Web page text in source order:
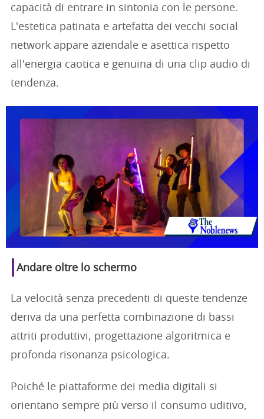
capacità di entrare in sintonia con le persone.
L'estetica patinata e artefatta dei vecchi social
network appare aziendale e asettica rispetto
all'energia caotica e genuina di una clip audio di
tendenza.
Andare oltre lo schermo
La velocità senza precedenti di queste tendenze
deriva da una perfetta combinazione di bassi
attriti produttivi, progettazione algoritmica e
profonda risonanza psicologica.
Poiché le piattaforme dei media digitali si
orientano sempre più verso il consumo uditivo,